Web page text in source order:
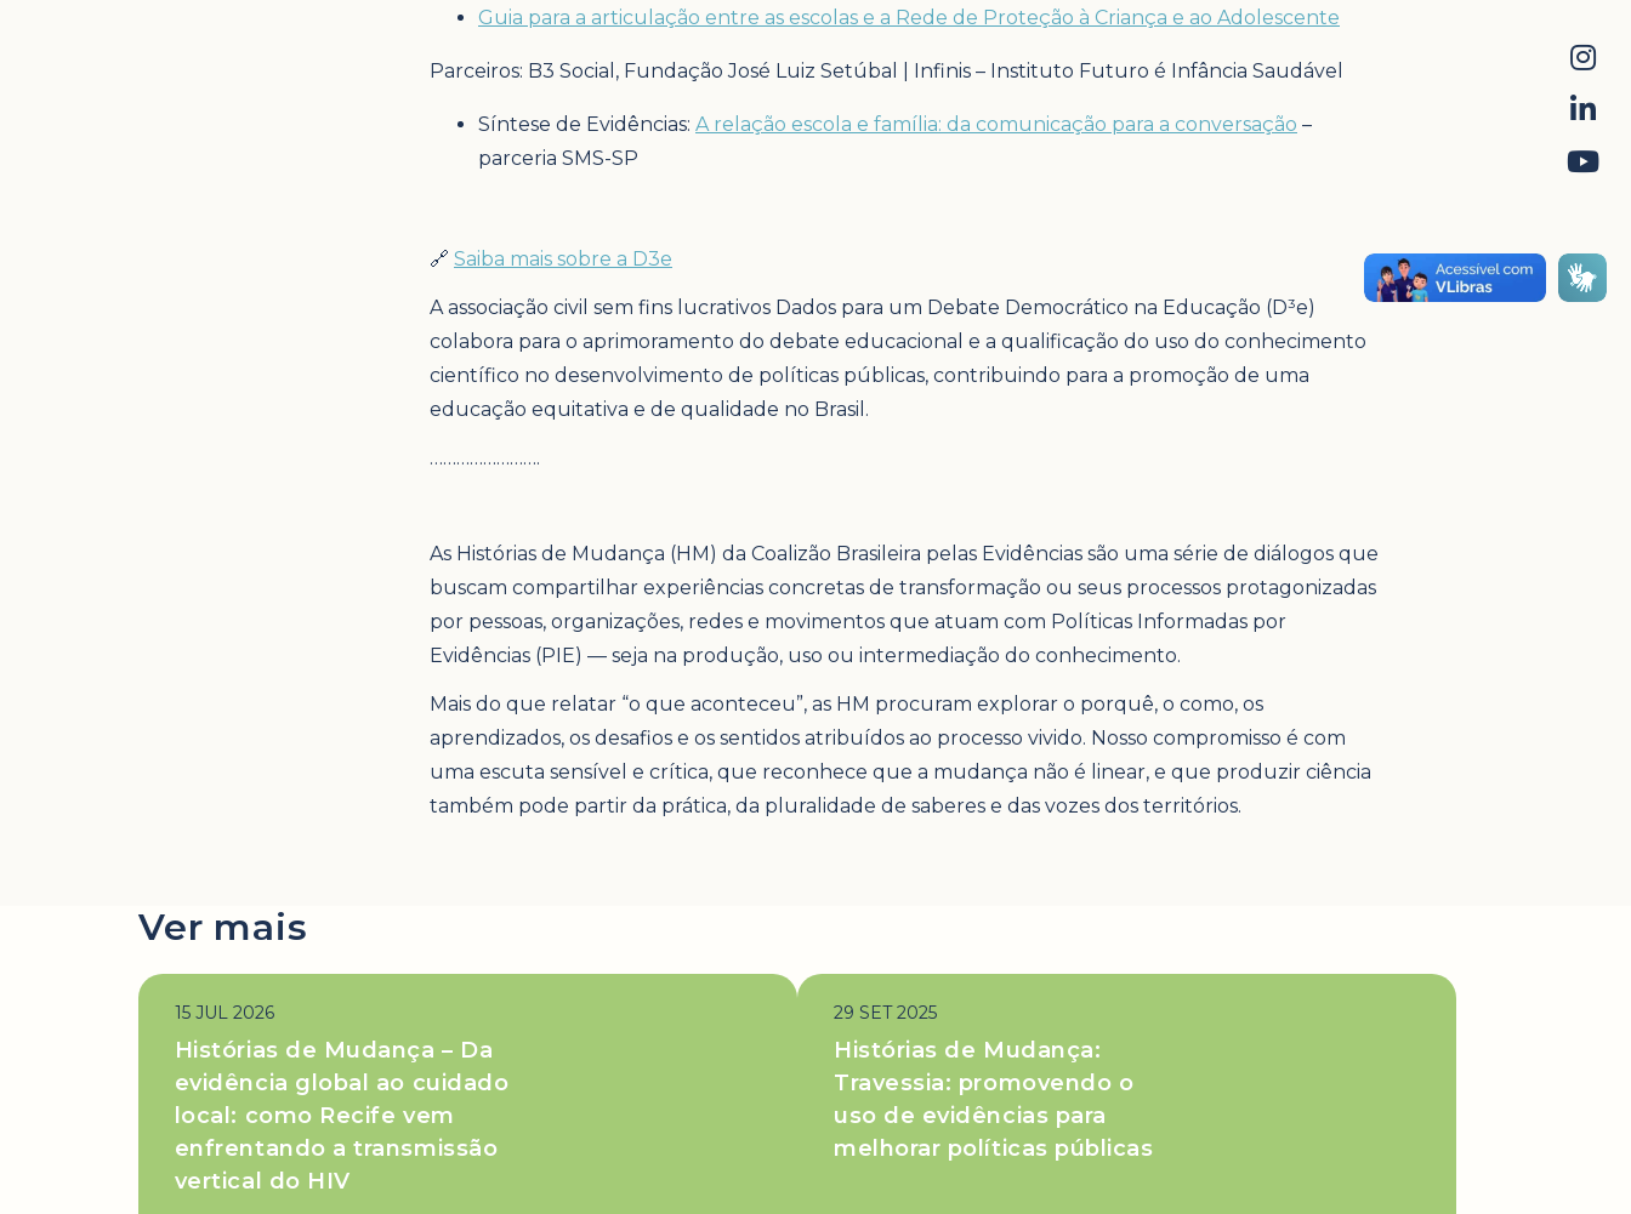
Guia para a articulação entre as escolas e a Rede de Proteção à Criança e ao Adolescente
Parceiros: B3 Social, Fundação José Luiz Setúbal | Infinis – Instituto Futuro é Infância Saudável
Síntese de Evidências: A relação escola e família: da comunicação para a conversação –
parceria SMS-SP
🔗 Saiba mais sobre a D3e
A associação civil sem fins lucrativos Dados para um Debate Democrático na Educação (D³e)
colabora para o aprimoramento do debate educacional e a qualificação do uso do conhecimento
científico no desenvolvimento de políticas públicas, contribuindo para a promoção de uma
educação equitativa e de qualidade no Brasil.
…………………….
As Histórias de Mudança (HM) da Coalizão Brasileira pelas Evidências são uma série de diálogos que
buscam compartilhar experiências concretas de transformação ou seus processos protagonizadas
por pessoas, organizações, redes e movimentos que atuam com Políticas Informadas por
Evidências (PIE) — seja na produção, uso ou intermediação do conhecimento.
Mais do que relatar “o que aconteceu”, as HM procuram explorar o porquê, o como, os
aprendizados, os desafios e os sentidos atribuídos ao processo vivido. Nosso compromisso é com
uma escuta sensível e crítica, que reconhece que a mudança não é linear, e que produzir ciência
também pode partir da prática, da pluralidade de saberes e das vozes dos territórios.
Ver mais
15 JUL 2026
Histórias de Mudança – Da
evidência global ao cuidado
local: como Recife vem
enfrentando a transmissão
vertical do HIV
29 SET 2025
Histórias de Mudança:
Travessia: promovendo o
uso de evidências para
melhorar políticas públicas